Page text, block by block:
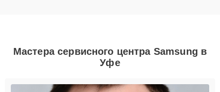
Мастера сервисного центра Samsung в
Уфе